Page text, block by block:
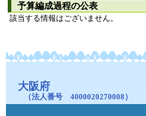
予算編成過程の公表
該当する情報はございません。
大阪府
（法人番号 4000020270008）